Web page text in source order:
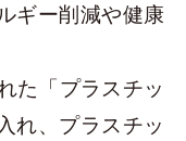
ギー削減や健康
た「プラスチッ
れ、プラスチッ